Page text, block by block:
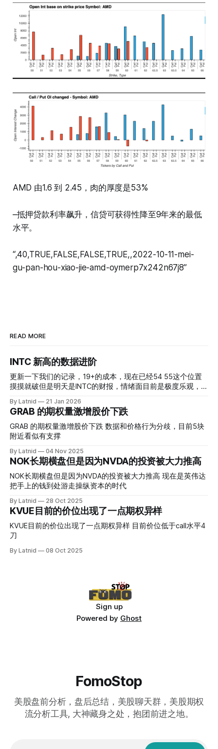
AMD 由1.6 到 2.45，肉的厚度是53%
–抵押贷款利率飙升，信贷可获得性降至9年来的最低
水平。
“,40,TRUE,FALSE,FALSE,TRUE,,2022-10-11-mei-
gu-pan-hou-xiao-jie-amd-oymerp7x242n67j8”
READ MORE
INTC 新高的数据进阶
更新一下我们的记录，19+的成本，现在已经54 55这个位置
摸摸就破但是明天是INTC的财报，情绪面目前是极度乐观，反
是突破前的支撑CC感觉可以做，放远些, 因为18A的经验还未
真正得到普遍大众的关注，当然财报可以继续出新消息顶一下
压力位置。 数据在70驻扎 整体呈现 47 – 60 短期位置
By Latnid 21 Jan 2026
GRAB 的期权量激增股价下跌
GRAB 的期权量激增股价下跌 数据和价格行为分歧，目前5块
附近看似有支撑
By Latnid 04 Nov 2025
NOK长期横盘但是因为NVDA的投资被大力推高
NOK长期横盘但是因为NVDA的投资被大力推高 现在是英伟达
把手上的钱到处游走操纵资本的时代
By Latnid 28 Oct 2025
KVUE目前的价位出现了一点期权异样
KVUE目前的价位出现了一点期权异样 目前价位低于call水平4
刀
By Latnid 08 Oct 2025
Sign up
Powered by Ghost
FomoStop
美股盘前分析，盘后总结，美股聊天群，美股期权
流分析工具, 大神藏身之处，抱团前进之地。